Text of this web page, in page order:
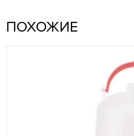
ПОХОЖИЕ